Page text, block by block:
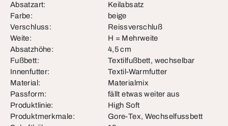
Absatzart:
Keilabsatz
Farbe:
beige
Verschluss:
Reissverschluß
Weite:
H = Mehrweite
Absatzhöhe:
4,5 cm
Fußbett:
Textilfußbett, wechselbar
Innenfutter:
Textil-Warmfutter
Material:
Materialmix
Passform:
fällt etwas weiter aus
Produktlinie:
High Soft
Produktmerkmale:
Gore-Tex, Wechselfussbett